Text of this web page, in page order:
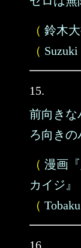
（ 鈴木
（ Suzuki
15.
前向きな
ろ向きの
（ 漫画
カイジ』
（
16.